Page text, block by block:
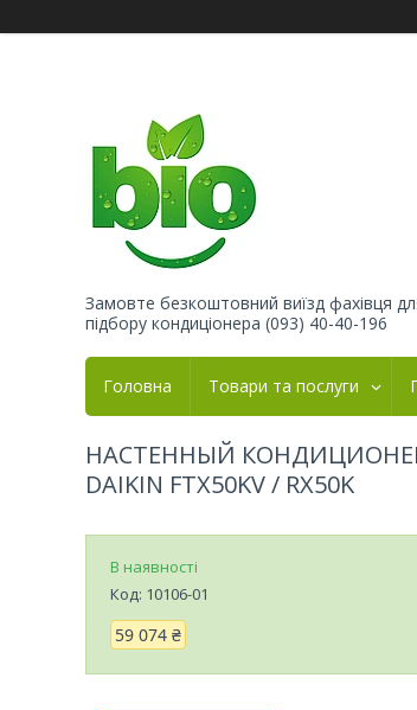
Замовте безкоштовний виїзд фахівця
підбору кондиціонера (093) 40-40-196
Головна Товари та послуги
НАСТЕННЫЙ
DAIKIN FTX50KV / RX50K
В наявності
Код: 10106-01
59 074 ₴